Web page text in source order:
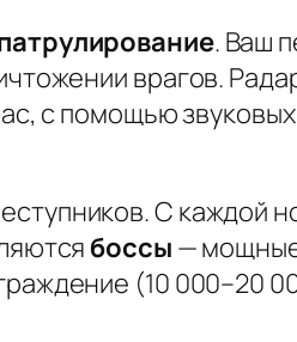
. Ваш
врагов.
с помощью
С каждой
боссы —
(10 000–20